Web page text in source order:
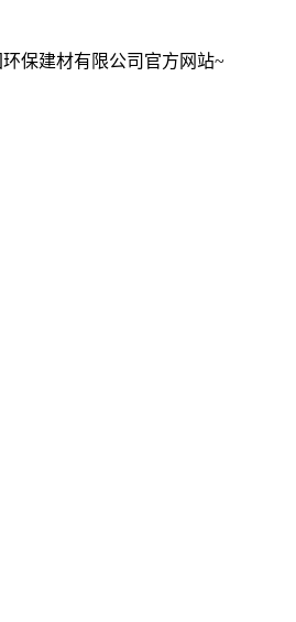
保建材有限公司官方网站~